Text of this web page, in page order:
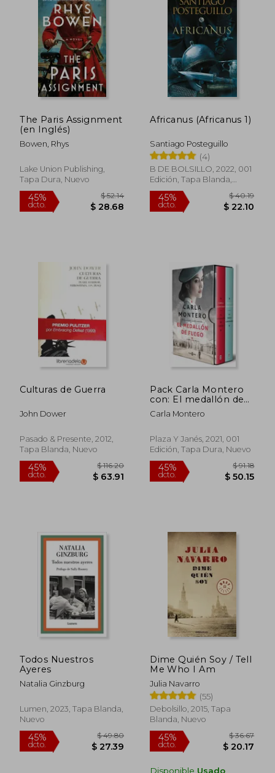
45%
dcto.
The Paris Assignment
(en Inglés)
Bowen, Rhys
Lake Union Publishing,
Tapa Dura, Nuevo
45%
dcto. $ 28.68
Africanus (Africanus 1)
Santiago Posteguillo
(4)
B DE BOLSILLO, 2022, 001
Edición, Tapa Blanda,
Nuevo
45%
dcto.
Culturas de Guerra
John Dower
Pasado & Presente, 2012,
Tapa Blanda, Nuevo
Pack Carla Montero
con: El medallón de
fuego | La tabla
esmeralda
Carla Montero
Plaza Y Janés, 2021, 001
Edición, Tapa Dura, Nuevo
Todos Nuestros
Ayeres
Natalia Ginzburg
Lumen, 2023, Tapa Blanda,
Nuevo
Dime Quién Soy / Tell
Me Who I Am
Julia Navarro
(55)
Debolsillo, 2015, Tapa
Blanda, Nuevo
Disponible Usado